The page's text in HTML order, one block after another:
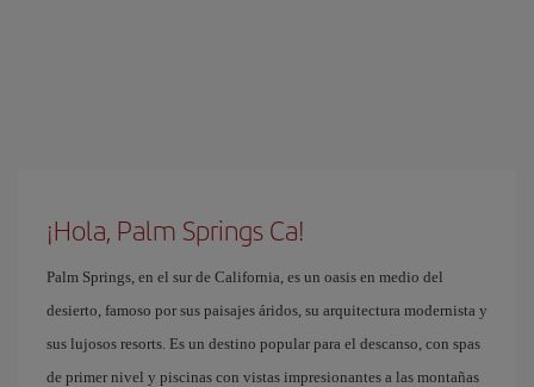
¡Hola, Palm Springs Ca!
Palm Springs, en el sur de California, es un oasis en medio del
desierto, famoso por sus paisajes áridos, su arquitectura modernista y
sus lujosos resorts. Es un destino popular para el descanso, con spas
de primer nivel y piscinas con vistas impresionantes a las montañas